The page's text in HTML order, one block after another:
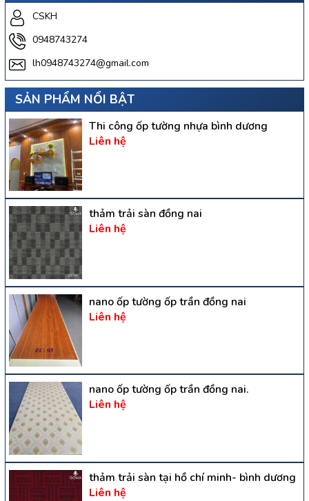
CSKH
0948743274
lh0948743274@gmail.com
SẢN PHẨM NỔI BẬT
Thi công ốp tường nhựa bình dương
Liên hệ
thảm trải sàn đồng nai
Liên hệ
nano ốp tường ốp trần đồng nai
Liên hệ
nano ốp tường ốp trần đồng nai.
Liên hệ
thảm trải sàn tại hồ chí minh- bình dương
Liên hệ